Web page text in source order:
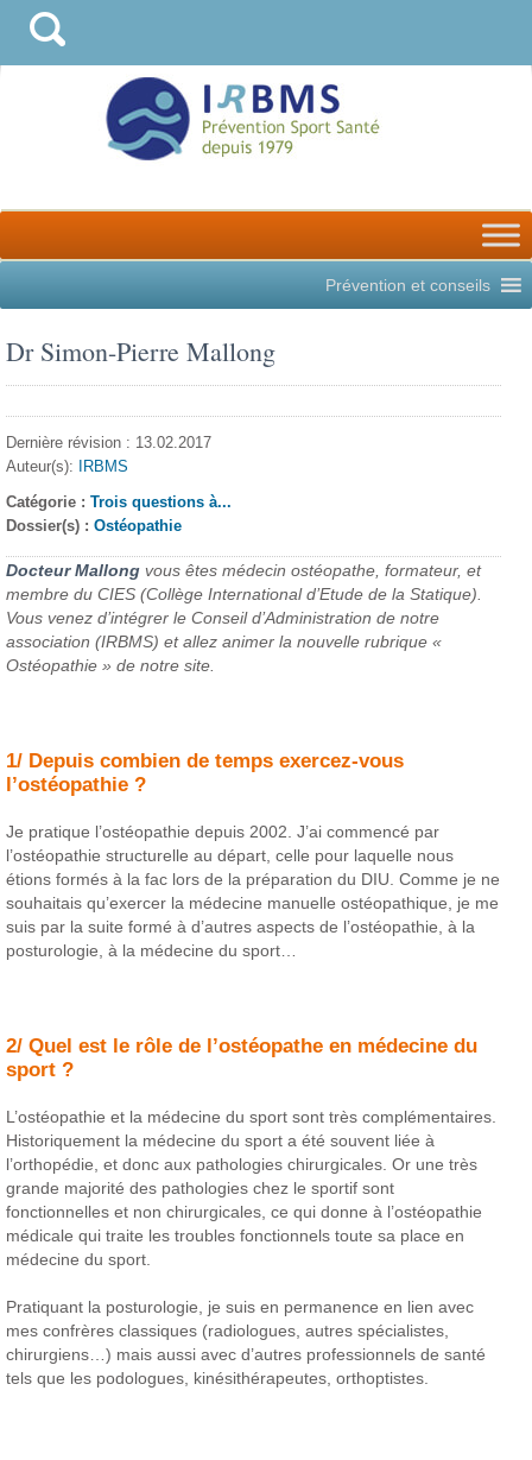
Prévention et conseils
Dr Simon-Pierre Mallong
Dernière révision : 13.02.2017
Auteur(s):
IRBMS
Catégorie :Trois questions à...
Dossier(s) :Ostéopathie
Docteur Mallong vous êtes médecin ostéopathe, formateur, et
membre du CIES (Collège International d’Etude de la Statique).
Vous venez d’intégrer le Conseil d’Administration de notre
association (IRBMS) et allez animer la nouvelle rubrique «
Ostéopathie » de notre site.
1/ Depuis combien de temps exercez-vous
l’ostéopathie ?
Je pratique l’ostéopathie depuis 2002. J’ai commencé par
l’ostéopathie structurelle au départ, celle pour laquelle nous
étions formés à la fac lors de la préparation du DIU. Comme je ne
souhaitais qu’exercer la médecine manuelle ostéopathique, je me
suis par la suite formé à d’autres aspects de l’ostéopathie, à la
posturologie, à la médecine du sport…
2/ Quel est le rôle de l’ostéopathe en médecine du
sport ?
L’ostéopathie et la médecine du sport sont très complémentaires.
Historiquement la médecine du sport a été souvent liée à
l’orthopédie, et donc aux pathologies chirurgicales. Or une très
grande majorité des pathologies chez le sportif sont
fonctionnelles et non chirurgicales, ce qui donne à l’ostéopathie
médicale qui traite les troubles fonctionnels toute sa place en
médecine du sport.
Pratiquant la posturologie, je suis en permanence en lien avec
mes confrères classiques (radiologues, autres spécialistes,
chirurgiens…) mais aussi avec d’autres professionnels de santé
tels que les podologues, kinésithérapeutes, orthoptistes.